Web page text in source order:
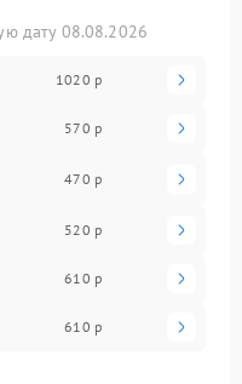
дату 08.08.2026
1020 р
570 р
470 р
520 р
610 р
610 р